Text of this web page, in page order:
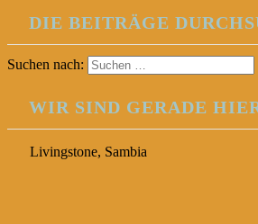
DIE BEITRÄGE
Suchen nach:
WIR SIND GERADE
Livingstone, Sambia